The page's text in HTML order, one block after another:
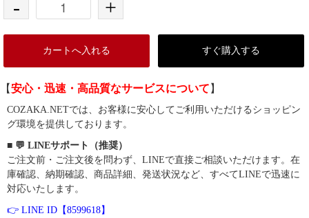
- +
カートへ入れる すぐ購入する
【安心・迅速・高品質なサービスについて 】
COZAKA.NETでは、お客様に安心してご利用いただけるショッピン
グ環境を提供しております。
■ 💬 LINEサポート（推奨）
ご注文前・ご注文後を問わず、LINEで直接ご相談いただけます。在
庫確認、納期確認、商品詳細、発送状況など、すべてLINEで迅速に
対応いたします。
👉 LINE ID【8599618】